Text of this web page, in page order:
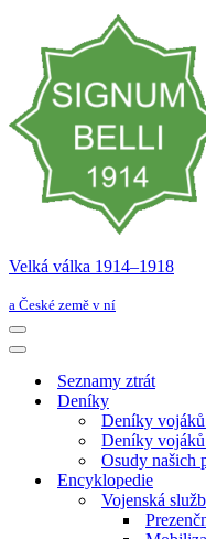
Velká válka 1914–⁠⁠⁠⁠⁠⁠1918
a České země v ní
Navigační
menu
Navigační
Seznamy ztrát
Deníky
Deníky
Deníky
Osudy našich
Encyklopedie
Vojenská